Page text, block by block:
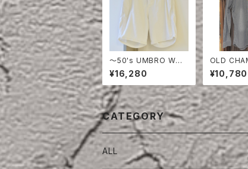
〜50's UMBRO WHI
TE COTTON SHOR
TS
¥16,280
OLD
LLARESS
¥10,780
CATEGORY
ALL